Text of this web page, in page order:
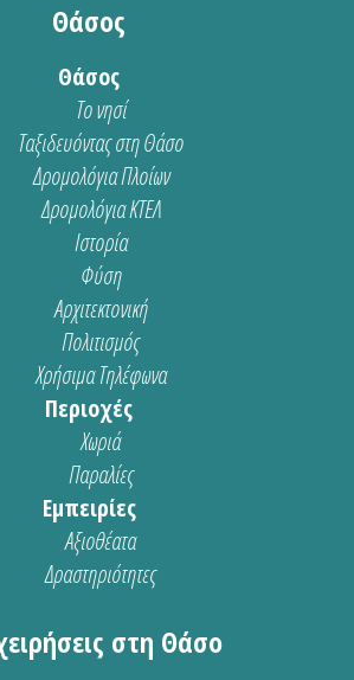
Θάσος
Θάσος
Το νησί
Ταξιδευόντας στη Θάσο
Δρομολόγια Πλοίων
Δρομολόγια ΚΤΕΛ
Ιστορία
Φύση
Αρχιτεκτονική
Πολιτισμός
Χρήσιμα Τηλέφωνα
Περιοχές
Χωριά
Παραλίες
Εμπειρίες
Αξιοθέατα
Δραστηριότητες
στη Θάσο